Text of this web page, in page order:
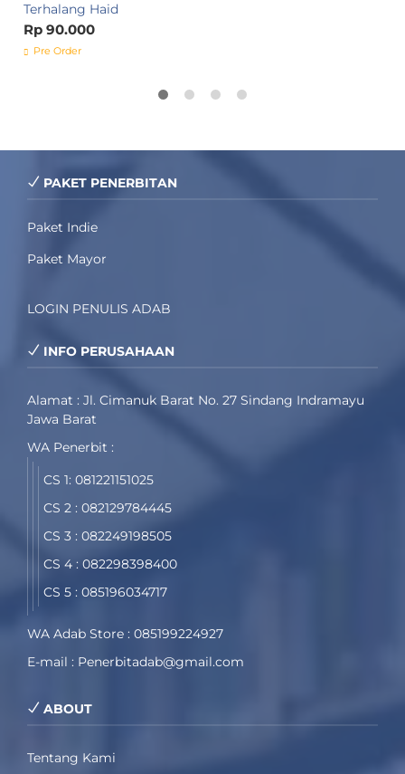
Terhalang Haid
Rp 90.000
Pre Order
PAKET PENERBITAN
Paket Indie
Paket Mayor
LOGIN PENULIS ADAB
INFO PERUSAHAAN
Alamat : Jl. Cimanuk Barat No. 27 Sindang Indramayu
Jawa Barat
WA Penerbit :
CS 1: 081221151025
CS 2 : 082129784445
CS 3 : 082249198505
CS 4 : 082298398400
CS 5 : 085196034717
WA Adab Store : 085199224927
E-mail : Penerbitadab@gmail.com
ABOUT
Tentang Kami